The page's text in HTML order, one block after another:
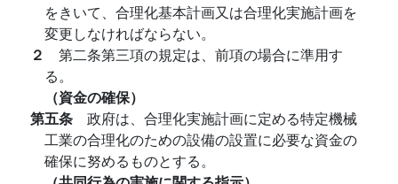
をきいて、合理化基本計画又は合理化実施計画を
変更しなければならない。
２ 第二条第三項の規定は、前項の場合に準用す
る。
（資金の確保）
第五条 政府は、合理化実施計画に定める特定機械
工業の合理化のための設備の設置に必要な資金の
確保に努めるものとする。